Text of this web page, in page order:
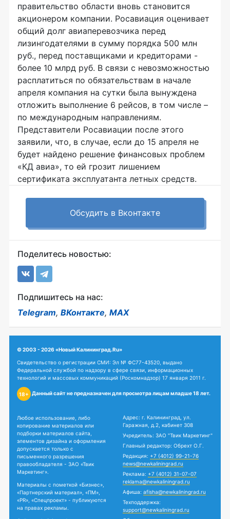
правительство области вновь становится
акционером компании. Росавиация оценивает
общий долг авиаперевозчика перед
лизингодателями в сумму порядка 500 млн
руб., перед поставщиками и кредиторами -
более 10 млрд руб. В связи с невозможностью
расплатиться по обязательствам в начале
апреля компания на сутки была вынуждена
отложить выполнение 6 рейсов, в том числе –
по международным направлениям.
Представители Росавиации после этого
заявили, что, в случае, если до 15 апреля не
будет найдено решение финансовых проблем
«КД авиа», то ей грозит лишением
сертификата эксплуатанта летных средств.
Обсудить в Вконтакте
Поделитесь новостью:
Подпишитесь на нас:
Telegram, ВКонтакте, MAX
© 2003 - 2026 «Новый Калининград.Ru»
Свидетельство о регистрации СМИ: Эл № ФС77-43520, выдано
Федеральной службой по надзору в сфере связи, информационных
технологий и массовых коммуникаций (Роскомнадзор) 17 января 2011 г.
18+ Данный сайт не предназначен для просмотра лицам младше 18 лет.
Любое использование, либо
копирование материалов или
подборки материалов сайта,
элементов дизайна и оформления
допускается только с
письменного разрешения
правообладателя - ЗАО «Твик
Маркетинг».
Материалы с пометкой «Бизнес»,
«Партнерский материал», «ПМ»,
«PR», «Спецпроект» - публикуются
на правах рекламы.
Адрес: г. Калининград, ул.
Гаражная, д.2, кабинет 308
Учредитель: ЗАО "Твик Маркетинг"
Главный редактор: Обрехт О.Г.
Редакция: +7 (4012) 99-21-76
news@newkaliningrad.ru
Реклама: +7 (4012) 31-07-07
reklama@newkaliningrad.ru
Афиша: afisha@newkaliningrad.ru
Техподдержка:
support@newkaliningrad.ru